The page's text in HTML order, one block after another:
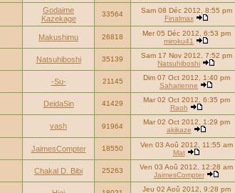
Godaime
Kazekage
33564
Sam 08 Déc 2012, 8:55 pm
Finalmax
Makushimu 26818
Mer 05 Déc 2012, 6:53 pm
miroku41
Natsuhiboshi 35139
Sam 17 Nov 2012, 7:52 pm
Natsuhiboshi
-Su- 21145
Dim 07 Oct 2012, 1:40 pm
Saharienne
DeidaSin 41429
Mar 02 Oct 2012, 6:35 pm
Raoh
vash 91964
Mar 02 Oct 2012, 1:29 pm
akikaze
JaimesCompter 18550
Ven 03 Aoû 2012, 11:55 am
Mat
Chakal D. Bibi 25263
Ven 03 Aoû 2012, 12:28 am
JaimesCompter
Jeu 02 Aoû 2012, 9:28 pm